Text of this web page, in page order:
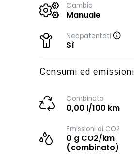
Cambio
Manuale
Neopatentati
Sì
Consumi ed emissioni
Combinato
0,00 l/100 km
Emissioni di CO2
0 g CO2/km
(combinato)